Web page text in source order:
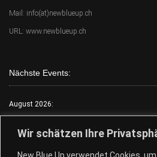
Wir schätzen Ihre
New Blue Up verwendet Cookies,
Mail: info(at)newblueup.ch
URL: www.newblueup.ch
Nächste Events:
August 2026: